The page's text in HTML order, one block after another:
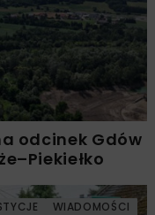
odcinek Gdów
WIADOMOŚCI